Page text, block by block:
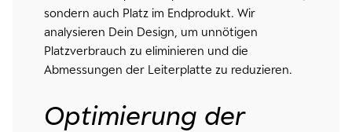
sondern auch Platz im Endprodukt. Wir
analysieren Dein Design, um unnötigen
Platzverbrauch zu eliminieren und die
Abmessungen der Leiterplatte zu reduzieren.
Optimierung der